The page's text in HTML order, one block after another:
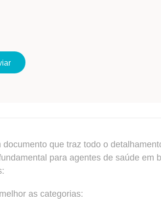
documento que traz todo o
para agentes de saúde em
as categorias: